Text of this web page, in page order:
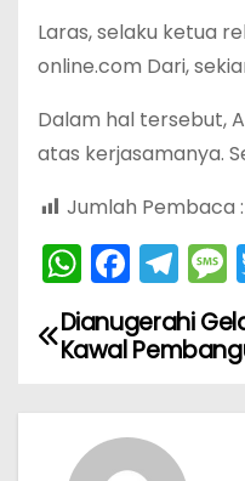
Laras, selaku ketua
online.com Dari,
Dalam hal tersebut,
atas kerjasamanya.
Jumlah Pembaca :
W
h
a
A
p
F
a
c
b
o
T
el
e
a
m
s
NDianugerahi
Kawal